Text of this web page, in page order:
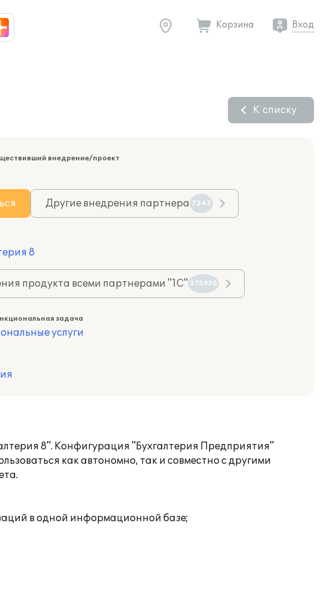
Корзина Вход
К списку
внедрение/проект
Другие внедрения партнера 7243
8
продукта всеми партнерами "1С" 575930
задача
услуги
8". Конфигурация "Бухгалтерия Предприятия"
как автономно, так и совместно с другими
в одной информационной базе;